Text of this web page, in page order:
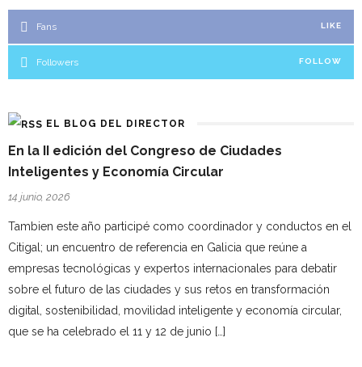
Fans LIKE
Followers FOLLOW
EL BLOG DEL DIRECTOR
En la II edición del Congreso de Ciudades
Inteligentes y Economía Circular
14 junio, 2026
Tambien este año participé como coordinador y conductos en el
Citigal; un encuentro de referencia en Galicia que reúne a
empresas tecnológicas y expertos internacionales para debatir
sobre el futuro de las ciudades y sus retos en transformación
digital, sostenibilidad, movilidad inteligente y economía circular,
que se ha celebrado el 11 y 12 de junio […]